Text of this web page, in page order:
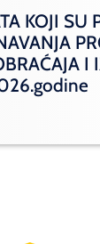
KOJI SU
I